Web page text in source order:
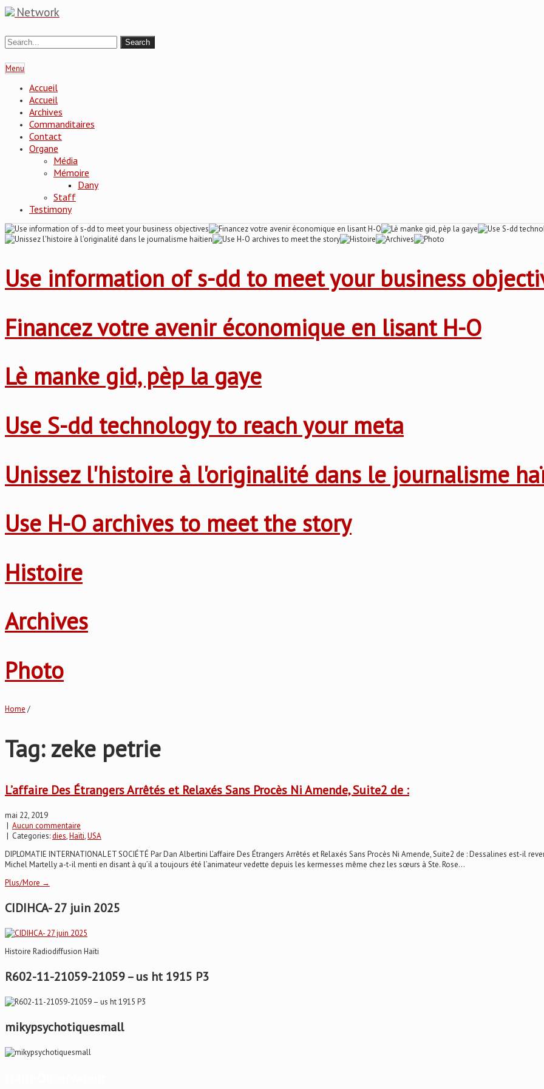
Network
Menu
Accueil
Accueil
Archives
Commanditaires
Contact
Organe
Média
Mémoire
Dany
Staff
Testimony
Use information of s-dd to meet your business
Financez votre avenir économique en lisant H-O
Lè manke gid, pèp la gaye
Use S-dd technology to reach your meta
Unissez l'histoire à l'originalité dans le journalisme
Use H-O archives to meet the story
Histoire
Archives
Photo
Home /
Tag: zeke petrie
L’affaire Des Étrangers Arrêtés et Relaxés Sans Procès Ni Amende, Suite2 de :
mai 22, 2019
| Aucun commentaire
| Categories:dies,Haïti,USA
DIPLOMATIE INTERNATIONAL ET SOCIÉTÉ Par Dan Albertini L’affaire Des Étrangers Arrêtés et Relaxés Sans Procès Ni Amende, Suite2 de : Dessalines est-il
Michel Martelly a-t-il menti en disant à qu’il a toujours été l’animateur vedette depuis les kermesses même chez les sœurs à Ste. Rose...
Plus/More →
CIDIHCA- 27 juin 2025
Histoire Radiodiffusion Haïti
R602-11-21059-21059 – us ht 1915 P3
mikypsychotiquesmall